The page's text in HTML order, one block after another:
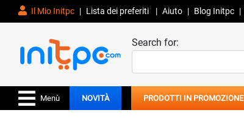
Il Mio Initpc | Lista dei preferiti | Aiuto | Blog Initpc |
Search for:
Menù NOVITÀ PRODOTTI IN PROMOZIONE